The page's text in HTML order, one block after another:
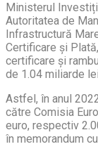
Ministerul
Autoritatea de
Infrastructură
Certificare și
certificare și
de 1.04 miliarde
Astfel, în anul
către Comisia
euro, respectiv
în memorandum